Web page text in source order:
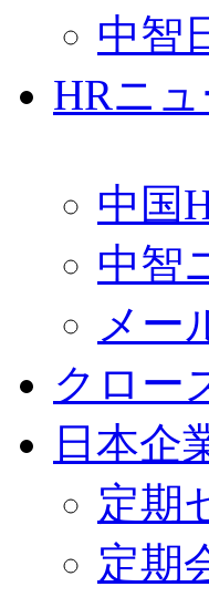
中智
HRニュ
中国
中智
メー
クロー
日本企
定期
定期